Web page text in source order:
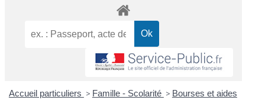
Accueil particuliers > Famille - Scolarité > Bourses et aides